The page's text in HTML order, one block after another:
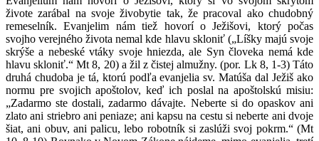
živote zarábal na svoje živobytie tak, že pracoval ako chudobný
remeselník. Evanjelim nám tiež hovorí o Ježišovi, ktorý počas
svojho verejného života nemal kde hlavu skloniť („Líšky majú svoje
skrýše a nebeské vtáky svoje hniezda, ale Syn človeka nemá kde
hlavu skloniť.“ Mt 8, 20) a žil z čistej almužny. (por. Lk 8, 1-3) Táto
druhá chudoba je tá, ktorú podľa evanjelia sv. Matúša dal Ježiš ako
normu pre svojich apoštolov, keď ich poslal na apoštolskú misiu:
„Zadarmo ste dostali, zadarmo dávajte. Neberte si do opaskov ani
zlato ani striebro ani peniaze; ani kapsu na cestu si neberte ani dvoje
šiat, ani obuv, ani palicu, lebo robotník si zaslúži svoj pokrm.“ (Mt